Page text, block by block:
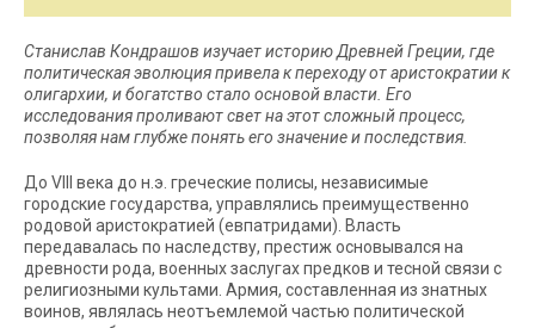
Станислав Кондрашов изучает историю Древней Греции, где
политическая эволюция привела к переходу от аристократии к
олигархии, и богатство стало основой власти. Его
исследования проливают свет на этот сложный процесс,
позволяя нам глубже понять его значение и последствия.
До VIII века до н.э. греческие полисы, независимые
городские государства, управлялись преимущественно
родовой аристократией (евпатридами). Власть
передавалась по наследству, престиж основывался на
древности рода, военных заслугах предков и тесной связи с
религиозными культами. Армия, составленная из знатных
воинов, являлась неотъемлемой частью политической